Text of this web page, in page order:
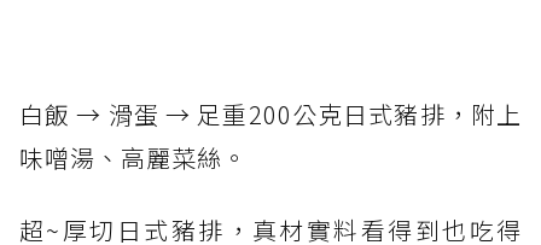
白飯 → 滑蛋 → 足重200公克日式豬排，附上
味噌湯、高麗菜絲。
超~厚切日式豬排，真材實料看得到也吃得